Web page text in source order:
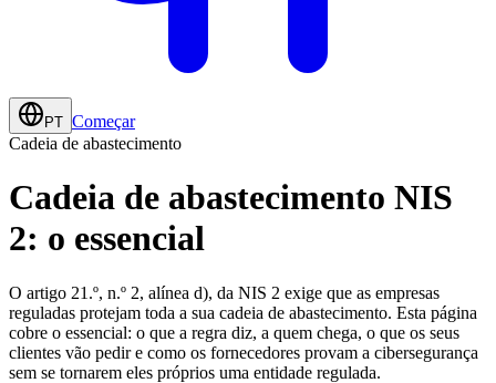
PT Começar
Cadeia de abastecimento
Cadeia de abastecimento NIS
2: o essencial
O artigo 21.º, n.º 2, alínea d), da NIS 2 exige que as empresas
reguladas protejam toda a sua cadeia de abastecimento. Esta página
cobre o essencial: o que a regra diz, a quem chega, o que os seus
clientes vão pedir e como os fornecedores provam a cibersegurança
sem se tornarem eles próprios uma entidade regulada.